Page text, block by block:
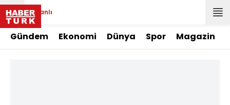
Canlı
Gündem Ekonomi Dünya Spor Magazin